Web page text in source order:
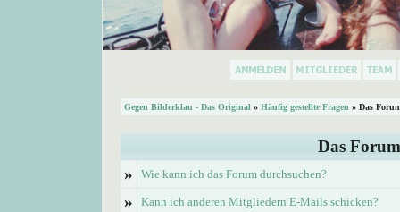
Gegen Bilderklau - Das Original » Häufig gestellte Fragen » Das
Das
»
Wie kann ich das Forum durchsuchen?
» Kann ich anderen Mitgliedern E-Mails schicken?